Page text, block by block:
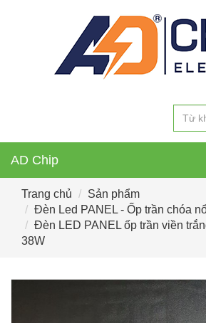
AD Chip
Trang chủ
Sản phẩm
Đèn Led PANEL - Ốp trần chóa
Đèn LED PANEL ốp trần viền
38W